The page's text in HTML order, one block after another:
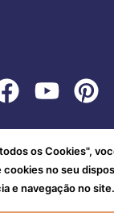
os Cookies",
no seu
e navegação no site.